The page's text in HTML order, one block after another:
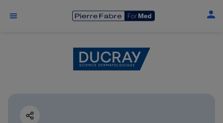
Skip to main content